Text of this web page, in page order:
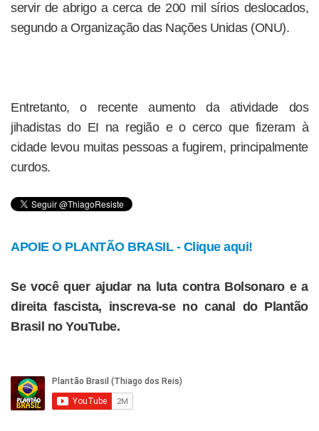
servir de abrigo a cerca de 200 mil sírios deslocados,
segundo a Organização das Nações Unidas (ONU).
Entretanto, o recente aumento da atividade dos
jihadistas do EI na região e o cerco que fizeram à
cidade levou muitas pessoas a fugirem, principalmente
curdos.
APOIE O PLANTÃO BRASIL - Clique aqui!
Se você quer ajudar na luta contra Bolsonaro e a
direita fascista, inscreva-se no canal do Plantão
Brasil no YouTube.